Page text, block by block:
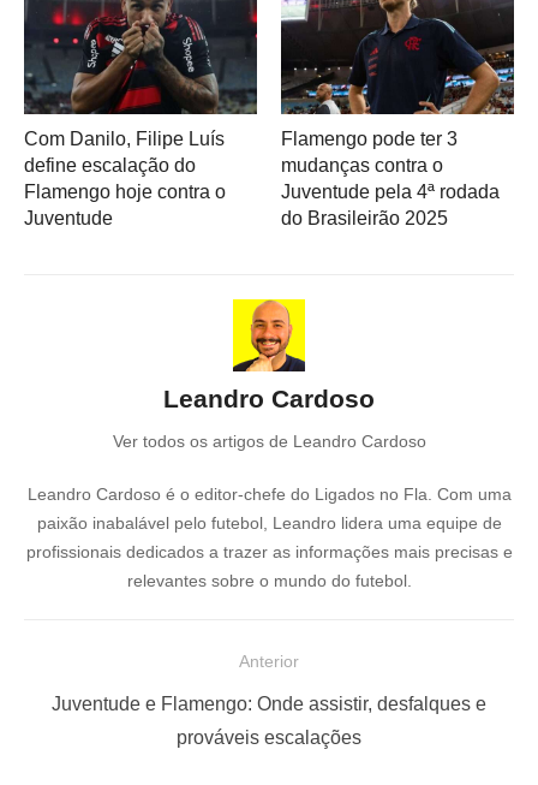
Com Danilo, Filipe Luís
define escalação do
Flamengo hoje contra o
Juventude
Flamengo pode ter 3
mudanças contra o
Juventude pela 4ª rodada
do Brasileirão 2025
Leandro Cardoso
Ver todos os artigos de Leandro Cardoso
Leandro Cardoso é o editor-chefe do Ligados no Fla. Com uma
paixão inabalável pelo futebol, Leandro lidera uma equipe de
profissionais dedicados a trazer as informações mais precisas e
relevantes sobre o mundo do futebol.
Anterior
Juventude e Flamengo: Onde assistir, desfalques e
prováveis escalações